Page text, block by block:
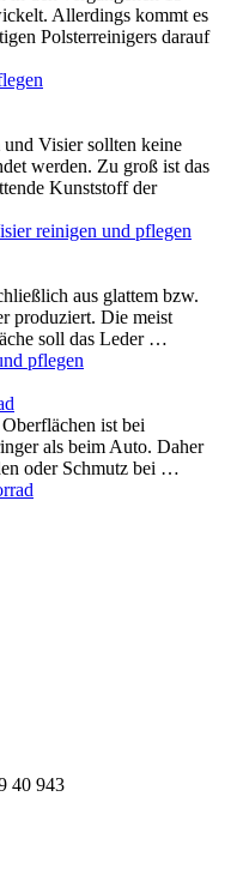
Allerdings kommt es
Polsterreinigers darauf
Visier sollten keine
werden. Zu groß ist das
Kunststoff der
aus glattem bzw.
produziert. Die meist
soll das Leder …
ist bei
als beim Auto. Daher
oder Schmutz bei …
40 943